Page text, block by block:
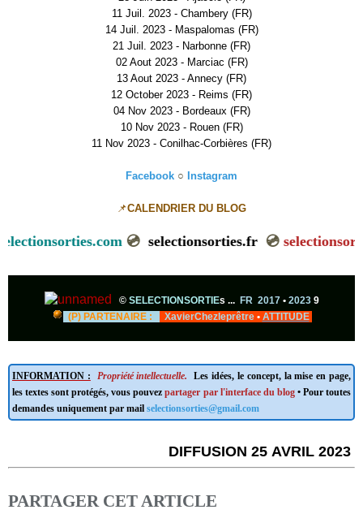
11 Juil. 2023 - Chambery (FR)
14 Juil. 2023 - Maspalomas (FR)
21 Juil. 2023 - Narbonne (FR)
02 Aout 2023 - Marciac (FR)
13 Aout 2023 - Annecy (FR)
12 October 2023 - Reims (FR)
04 Nov 2023 - Bordeaux (FR)
10 Nov 2023 - Rouen (FR)
11 Nov 2023 - Conilhac-Corbières (FR)
Facebook ○ Instagram
📌CALENDRIER DU BLOG
💿selectionsorties.com💿 selectionsorties.fr💿
© SELECTIONSORTIEs ... FR 2017 • 2023 9
(P) PARTENAIRE :
XavierChezleprêtre • ATTITUDE
INFORMATION : Propriété intellectuelle.
Les idées, le concept, la mise en page,
les textes sont protégés, vous pouvezpartager par l'interface du blog• Pour toutes
demandes uniquement par mail selectionsorties@gmail.com
DIFFUSION 25 AVRIL 2023
PARTAGER CET ARTICLE